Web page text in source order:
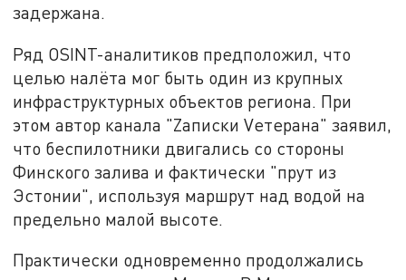
задержана.
Ряд OSINT-аналитиков предположил, что
целью налёта мог быть один из крупных
инфраструктурных объектов региона. При
этом автор канала "Zаписки Vетерана" заявил,
что беспилотники двигались со стороны
Финского залива и фактически "прут из
Эстонии", используя маршрут над водой на
предельно малой высоте.
Практически одновременно продолжались